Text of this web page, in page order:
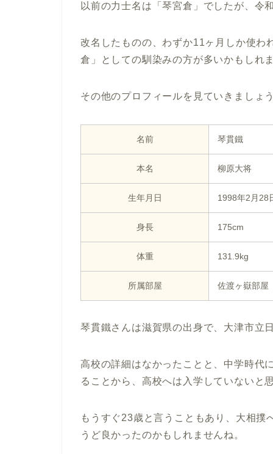
以前の力士名は「琴宮倉」でしたが、令
改名したものの、わずか11ヶ月しか使わ
倉」としての馴染みの方が多いかもしれ
その他のプロフィールを見ていきましょ
名前 琴貫鐵
本名 柳原大将
生年月日 1998年2月28
身長 175cm
体重 131.9kg
所属部屋 佐渡ヶ嶽部屋
琴貫鐵さんは滋賀県の出身で、大津市立
高校の詳細はなかったことと、中学時代
ることから、高校へは入学していないと
もうすぐ23歳と言うこともあり、大相
うど良かったのかもしれませんね。